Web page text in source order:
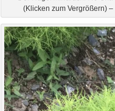
(Klicken zum Vergrößern)